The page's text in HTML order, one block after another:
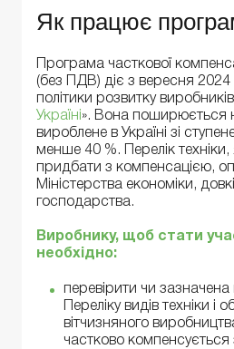
Як працює
Програма часткової
(без ПДВ) діє з вересня
політики розвитку
Україні ». Вона поширюється
вироблене в Україні зі
менше 40 %. Перелік
придбати з компенсацією,
Міністерства економіки,
господарства.
Виробнику, щоб стати
необхідно:
перевірити чи зазначена
Переліку видів техніки і
вітчизняного
частково компенсується